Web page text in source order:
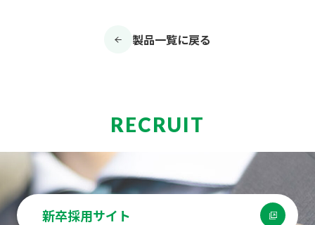
製品一覧に戻る
RECRUIT
新卒採用サイト